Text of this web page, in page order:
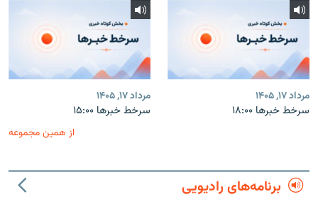
مرداد ۱۷, ۱۴۰۵
سرخط خبرها ۱۸:۰۰
مرداد ۱۷, ۱۴۰۵
سرخط خبرها ۱۵:۰۰
از همین مجموعه
برنامه‌های رادیویی